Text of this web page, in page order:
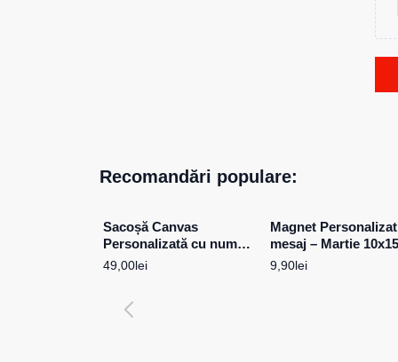
Recomandări populare:
Sacoșă Canvas
Personalizată cu nume –
Mamă Fiică Model 1
49,00lei
Magnet
mesaj – Martie
9,90lei